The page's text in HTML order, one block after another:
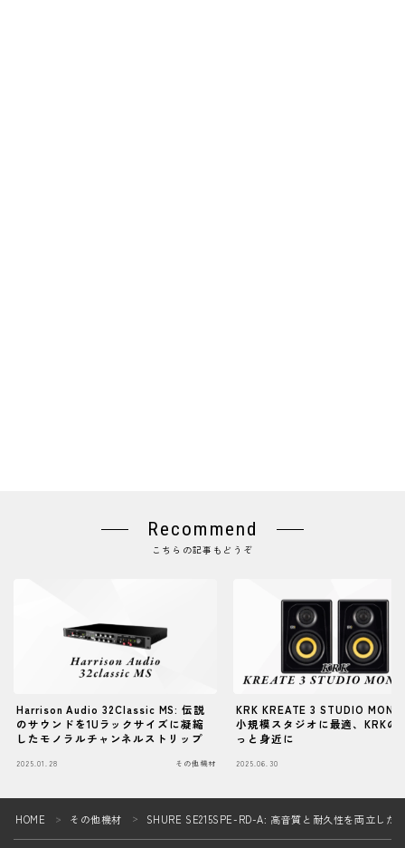
Recommend
こちらの記事もどうぞ
Harrison Audio 32Classic MS: 伝説
のサウンドを1Uラックサイズに凝縮
したモノラルチャンネルストリップ
2025.01.28 その他機材
KRK KREATE 3 STUDIO
小規模スタジオに最適、KRKの
っと身近に
2025.06.30
HOME ＞ その他機材 ＞ SHURE SE215SPE-RD-A: 高音質と耐久性を両立した